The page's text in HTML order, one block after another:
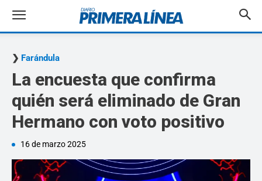
Farándula
La encuesta que confirma
quién será eliminado de Gran
Hermano con voto positivo
16 de marzo 2025